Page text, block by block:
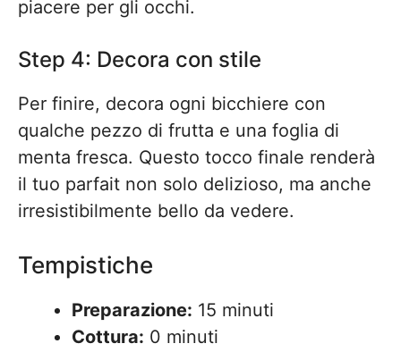
piacere per gli occhi.
Step 4: Decora con stile
Per finire, decora ogni bicchiere con
qualche pezzo di frutta e una foglia di
menta fresca. Questo tocco finale renderà
il tuo parfait non solo delizioso, ma anche
irresistibilmente bello da vedere.
Tempistiche
Preparazione: 15 minuti
Cottura: 0 minuti